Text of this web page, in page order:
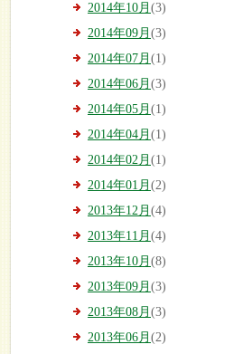
2014年10月 (3)
2014年09月 (3)
2014年07月 (1)
2014年06月 (3)
2014年05月 (1)
2014年04月 (1)
2014年02月 (1)
2014年01月 (2)
2013年12月 (4)
2013年11月 (4)
2013年10月 (8)
2013年09月 (3)
2013年08月 (3)
2013年06月 (2)